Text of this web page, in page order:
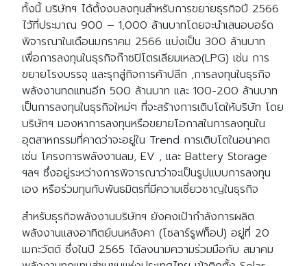
ทั้งนี้ บริษัทฯ ได้ตั้งงบลงทุนสำหรับการขยายธุรกิจปี 2566
ไว้ที่ประมาณ 900 – 1,000 ล้านบาทโดยจะนำเสนอบอร์ด
พิจารณาในเดือนมกราคม 2566 แบ่งเป็น 300 ล้านบาท
เพื่อการลงทุนในธุรกิจก๊าซปิโตรเลียมเหลว(LPG) เช่น การ
ขยายโรงบรรจุ และรุกสู่กิจการค้าปลีก ,การลงทุนในธุรกิจ
พลังงานทดแทนอีก 500 ล้านบาท และ 100-200 ล้านบาท
เป็นการลงทุนในธุรกิจใหม่ๆ ที่จะสร้างการเติบโตให้บริษัท โดย
บริษัทฯ มองหาการลงทุนหรือขยายโอกาสในการลงทุนใน
อุตสาหกรรมที่คาดว่าจะอยู่ใน Trend การเติบโตในอนาคต
เช่น โครงการพลังงานลม, EV , และ Battery Storage
ฯลฯ ซึ่งอยู่ระหว่างการพิจารณาว่าจะเป็นรูปแบบการลงทุน
เอง หรือร่วมทุนกับพันธมิตรที่มีความเชี่ยวชาญในธุรกิจ
สำหรับธุรกิจพลังงานบริษัทฯ ยังคงเป้ากำลังการผลิต
พลังงานแสงอาทิตย์บนหลังคา (โซลาร์รูฟท็อป) อยู่ที่ 20
เมกะวัตต์ ซึ่งในปี 2565 ได้ลงนามความร่วมมือกับ สมาคม